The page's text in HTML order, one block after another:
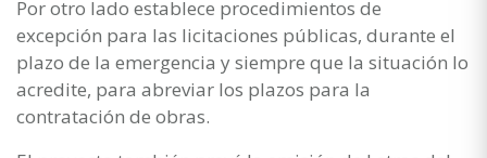
Por otro lado establece procedimientos de
excepción para las licitaciones públicas, durante el
plazo de la emergencia y siempre que la situación lo
acredite, para abreviar los plazos para la
contratación de obras.